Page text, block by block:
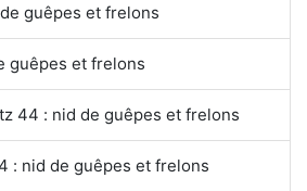
guêpes et frelons
guêpes et frelons
44 : nid de guêpes et frelons
: nid de guêpes et frelons